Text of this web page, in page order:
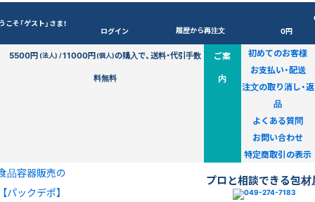
こそ「ゲスト」さま！
ログイン 履歴から再注文
0円
5500円(法人) /11000円(個人)の購入で、送料・代引手数
料無料
ご案
内
初めてのお客様
お支払い・配送
注文の取り消し・返
品
よくある質問
お問い合わせ
特定商取引の表示
品容器販売の
【パックデポ】
プロと相談できる包材